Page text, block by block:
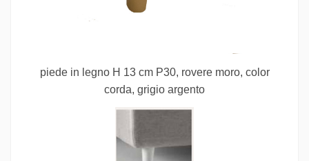
piede in legno H 13 cm P30, rovere moro, color
corda, grigio argento